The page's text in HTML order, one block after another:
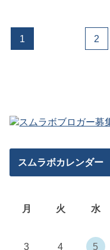
1 2
スムラボカレンダー
月
火 水
3
4 5